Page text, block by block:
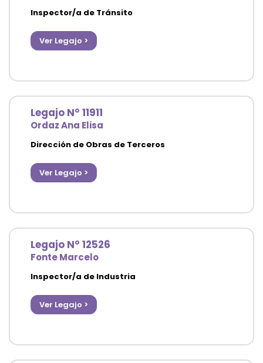
Inspector/a de Tránsito
Ver Legajo >
Legajo N° 11911
Ordaz Ana Elisa
Dirección de Obras de Terceros
Ver Legajo >
Legajo N° 12526
Fonte Marcelo
Inspector/a de Industria
Ver Legajo >